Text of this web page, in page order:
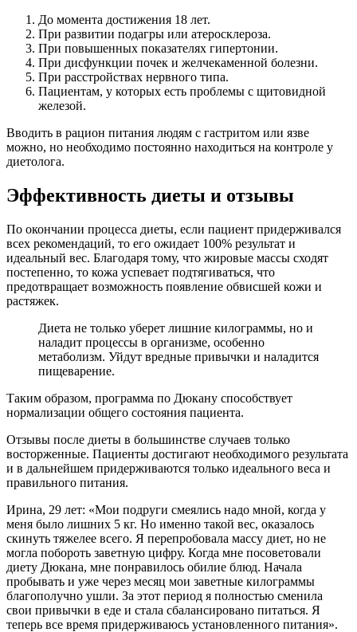
До момента достижения 18 лет.
При развитии подагры или атеросклероза.
При повышенных показателях гипертонии.
При дисфункции почек и желчекаменной болезни.
При расстройствах нервного типа.
Пациентам, у которых есть проблемы с щитовидной
железой.
Вводить в рацион питания людям с гастритом или язве
можно, но необходимо постоянно находиться на контроле у
диетолога.
Эффективность диеты и отзывы
По окончании процесса диеты, если пациент придерживался
всех рекомендаций, то его ожидает 100% результат и
идеальный вес. Благодаря тому, что жировые массы сходят
постепенно, то кожа успевает подтягиваться, что
предотвращает возможность появление обвисшей кожи и
растяжек.
Диета не только уберет лишние килограммы, но и
наладит процессы в организме, особенно
метаболизм. Уйдут вредные привычки и наладится
пищеварение.
Таким образом, программа по Дюкану способствует
нормализации общего состояния пациента.
Отзывы после диеты в большинстве случаев только
восторженные. Пациенты достигают необходимого результата
и в дальнейшем придерживаются только идеального веса и
правильного питания.
Ирина, 29 лет: «Мои подруги смеялись надо мной, когда у
меня было лишних 5 кг. Но именно такой вес, оказалось
скинуть тяжелее всего. Я перепробовала массу диет, но не
могла побороть заветную цифру. Когда мне посоветовали
диету Дюкана, мне понравилось обилие блюд. Начала
пробывать и уже через месяц мои заветные килограммы
благополучно ушли. За этот период я полностью сменила
свои привычки в еде и стала сбалансировано питаться. Я
теперь все время придерживаюсь установленного питания».